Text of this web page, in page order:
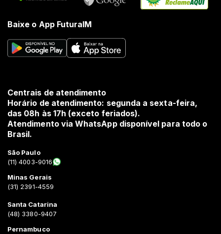
Baixe o App FuturaIM
Centrais de atendimento
Horário de atendimento: segunda a sexta-feira,
das 08h às 17h (exceto feriados).
Atendimento via WhatsApp disponível para todo o
Brasil.
São Paulo
(11) 4003-9016
Minas Gerais
(31) 2391-4559
Santa Catarina
(48) 3380-9407
Pernambuco